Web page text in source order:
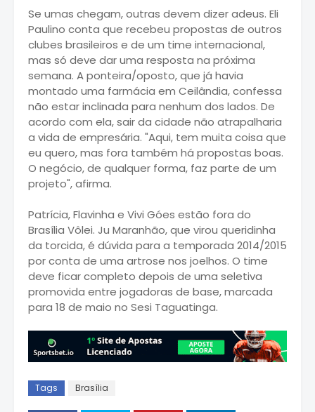
Se umas chegam, outras devem dizer adeus. Eli
Paulino conta que recebeu propostas de outros
clubes brasileiros e de um time internacional,
mas só deve dar uma resposta na próxima
semana. A ponteira/oposto, que já havia
montado uma farmácia em Ceilândia, confessa
não estar inclinada para nenhum dos lados. De
acordo com ela, sair da cidade não atrapalharia
a vida de empresária. "Aqui, tem muita coisa que
eu quero, mas fora também há propostas boas.
O negócio, de qualquer forma, faz parte de um
projeto", afirma.
Patrícia, Flavinha e Vivi Góes estão fora do
Brasília Vôlei. Ju Maranhão, que virou queridinha
da torcida, é dúvida para a temporada 2014/2015
por conta de uma artrose nos joelhos. O time
deve ficar completo depois de uma seletiva
promovida entre jogadoras de base, marcada
para 18 de maio no Sesi Taguatinga.
Tags Brasília